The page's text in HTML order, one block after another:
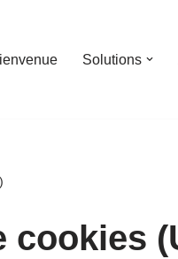
Solutions
cookies